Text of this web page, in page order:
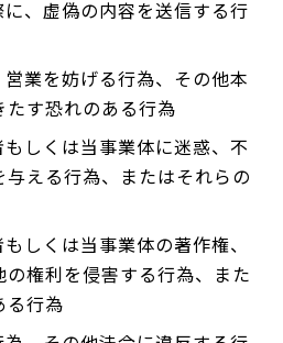
、虚偽の内容を送信する行
業を妨げる行為、その他本
す恐れのある行為
しくは当事業体に迷惑、不
える行為、またはそれらの
しくは当事業体の著作権、
権利を侵害する行為、また
る行為